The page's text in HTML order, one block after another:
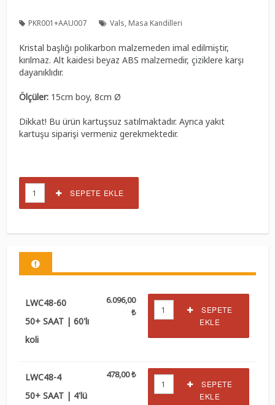
PKR001+AAU007 Vals Masa Kandilleri
Kristal başlığı polikarbon malzemeden imal edilmiştir,
kırılmaz. Alt kaidesi beyaz ABS malzemedir, çiziklere karşı
dayanıklıdır.
Ölçüler: 15cm boy, 8cm Ø
Dikkat! Bu ürün kartuşsuz satılmaktadır. Ayrıca yakıt
kartuşu siparişi vermeniz gerekmektedir.
SEPETE EKLE
LWC48-60
50+ SAAT | 60'lı
koli
6.096,00
₺
SEPETE
EKLE
LWC48-4
50+ SAAT | 4'lü
478,00 ₺
SEPETE
EKLE